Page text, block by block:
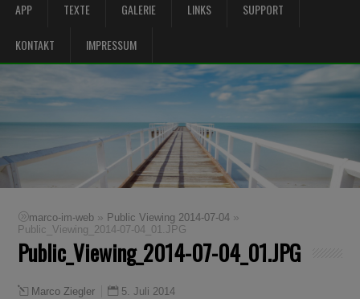
APP TEXTE GALERIE LINKS SUPPORT
KONTAKT IMPRESSUM
marco-im-web » Public Viewing 2014-07-04 »
Public_Viewing_2014-07-04_01.JPG
Public_Viewing_2014-07-04_01.JPG
Marco Ziegler 5. Juli 2014